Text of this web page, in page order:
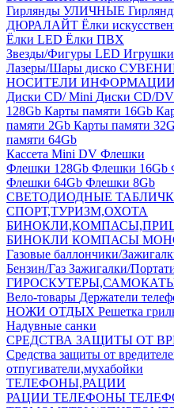
Гирлянды УЛИЧНЫЕ
ДЮРАЛАЙТ Ёлки
Ёлки LED Ёлки ПВХ
Звезды/Фигуры LED
Лазеры/Шары диско
НОСИТЕЛИ ИНФОРМАЦИИ
Диски CD/ Mini Диски CD/
128Gb Карты памяти 16Gb
памяти 2Gb Карты памяти
памяти 64Gb
Кассета Mini DV Флешки
Флешки 128Gb Флешки 16Gb
Флешки 64Gb Флешки 8Gb
СВЕТОДИОДНЫЕ
СПОРТ,ТУРИЗМ,ОХОТА
БИНОКЛИ КОМПАСЫ
Газовые баллончики/
Бензин/Газ Зажигалки/
Вело-товары Держатели
НОЖИ ОТДЫХ Решетка
Надувные санки
СРЕДСТВА ЗАЩИТЫ ОТ
Средства защиты от
отпугиватели,мухабойки
ТЕЛЕФОНЫ,РАЦИИ
РАЦИИ ТЕЛЕФОНЫ